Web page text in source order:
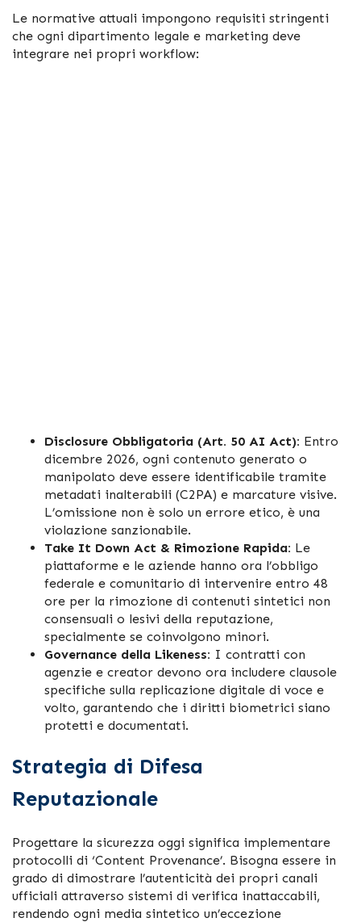
Le normative attuali impongono requisiti stringenti
che ogni dipartimento legale e marketing deve
integrare nei propri workflow:
Disclosure Obbligatoria (Art. 50 AI Act): Entro
dicembre 2026, ogni contenuto generato o
manipolato deve essere identificabile tramite
metadati inalterabili (C2PA) e marcature visive.
L’omissione non è solo un errore etico, è una
violazione sanzionabile.
Take It Down Act & Rimozione Rapida: Le
piattaforme e le aziende hanno ora l’obbligo
federale e comunitario di intervenire entro 48
ore per la rimozione di contenuti sintetici non
consensuali o lesivi della reputazione,
specialmente se coinvolgono minori.
Governance della Likeness: I contratti con
agenzie e creator devono ora includere clausole
specifiche sulla replicazione digitale di voce e
volto, garantendo che i diritti biometrici siano
protetti e documentati.
Strategia di Difesa
Reputazionale
Progettare la sicurezza oggi significa implementare
protocolli di ‘Content Provenance’. Bisogna essere in
grado di dimostrare l’autenticità dei propri canali
ufficiali attraverso sistemi di verifica inattaccabili,
rendendo ogni media sintetico un’eccezione